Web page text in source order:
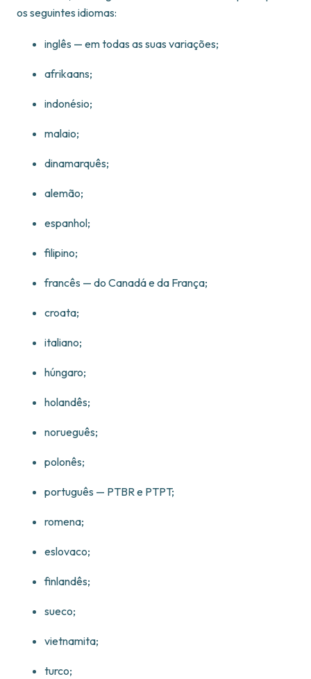
os seguintes idiomas:
inglês — em todas as suas variações;
afrikaans;
indonésio;
malaio;
dinamarquês;
alemão;
espanhol;
filipino;
francês — do Canadá e da França;
croata;
italiano;
húngaro;
holandês;
norueguês;
polonês;
português — PTBR e PTPT;
romena;
eslovaco;
finlandês;
sueco;
vietnamita;
turco;